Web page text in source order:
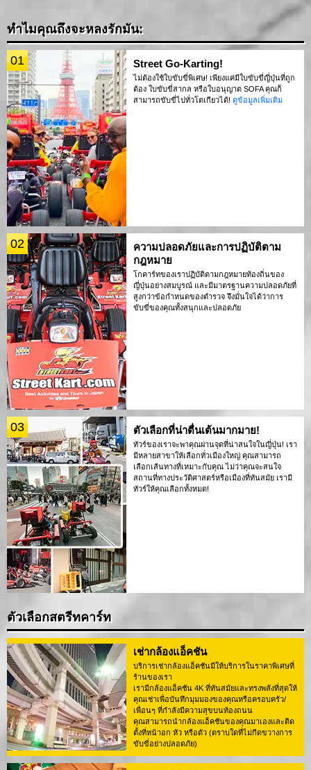
ทำไมคุณถึงจะหลงรักมัน:
01 Street Go-Karting!
ไม่ต้องใช้ใบขับขี่พิเศษ! เพียงแค่มีใบขับขี่ญี่ปุ่นที่ถูก
ต้อง ใบขับขี่สากล หรือใบอนุญาต SOFA คุณก็
สามารถขับขี่ไปทั่วโตเกียวได้! ดูข้อมูลเพิ่มเติม
02
ความปลอดภัยและการปฏิบัติตาม
กฎหมาย
โกคาร์ทของเราปฏิบัติตามกฎหมายท้องถิ่นของ
ญี่ปุ่นอย่างสมบูรณ์ และมีมาตรฐานความปลอดภัยที่
สูงกว่าข้อกำหนดของตำรวจ จึงมั่นใจได้ว่าการ
ขับขี่ของคุณทั้งสนุกและปลอดภัย
03 ตัวเลือกที่น่าตื่นเต้นมากมาย!
ทัวร์ของเราจะพาคุณผ่านจุดที่น่าสนใจในญี่ปุ่น! เรา
มีหลายสาขาให้เลือกทั่วเมืองใหญ่ คุณสามารถ
เลือกเส้นทางที่เหมาะกับคุณ ไม่ว่าคุณจะสนใจ
สถานที่ทางประวัติศาสตร์หรือเมืองที่ทันสมัย เรามี
ทัวร์ให้คุณเลือกทั้งหมด!
ตัวเลือกสตรีทคาร์ท
เช่ากล้องแอ็คชัน
บริการเช่ากล้องแอ็คชันมีให้บริการในราคาพิเศษที่
ร้านของเรา
เรามีกล้องแอ็คชัน 4K ที่ทันสมัยและทรงพลังที่สุดให้
คุณเช่าเพื่อบันทึกมุมมองของคุณหรือครอบครัว/
เพื่อนๆ ที่กำลังมีความสุขบนท้องถนน
คุณสามารถนำกล้องแอ็คชันของคุณมาเองและติด
ตั้งที่หน้าอก หัว หรือตัว (ตราบใดที่ไม่กีดขวางการ
ขับขี่อย่างปลอดภัย)